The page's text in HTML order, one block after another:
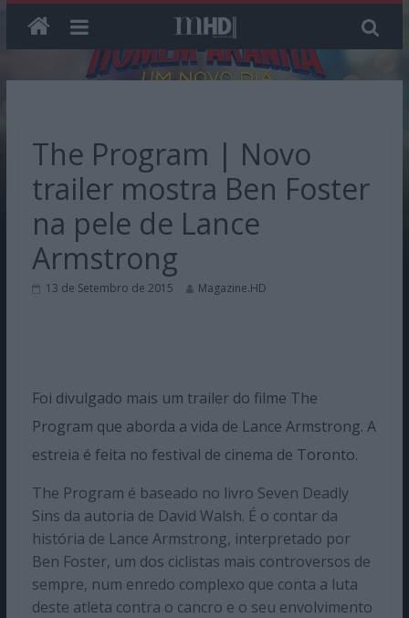
The Program | Novo
trailer mostra Ben Foster
na pele de Lance
Armstrong
13 de Setembro de 2015 Magazine.HD
Foi divulgado mais um trailer do filme The
Program que aborda a vida de Lance Armstrong. A
estreia é feita no festival de cinema de Toronto.
The Program é baseado no livro Seven Deadly
Sins da autoria de David Walsh. É o contar da
história de Lance Armstrong, interpretado por
Ben Foster, um dos ciclistas mais controversos de
sempre, num enredo complexo que conta a luta
deste atleta contra o cancro e o seu envolvimento